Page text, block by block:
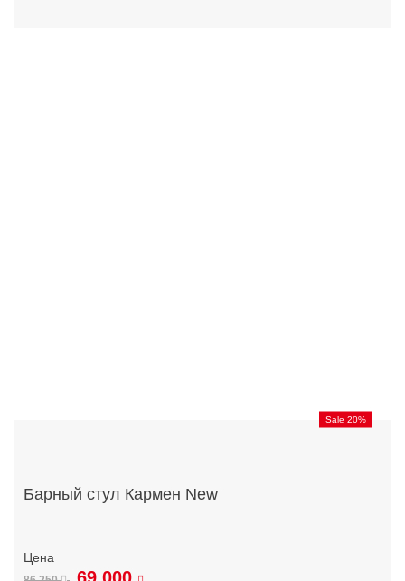
Sale 20%
Барный стул Кармен New